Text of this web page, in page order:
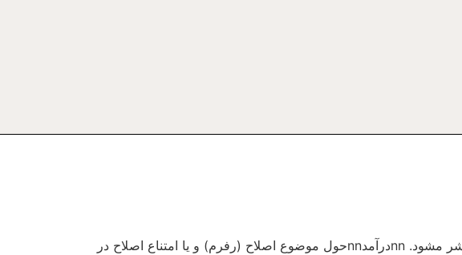
اشاره: این مقاله پیش از این در شماره ششم نشریه «آزادی اندیشه» منتشر شده و اکنون در اینجا بازنشر مشود. nnدرآمدnnحول موضوع اصلاح (رفرم) و یا امتناع اصلاح در